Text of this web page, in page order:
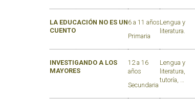
LA EDUCACIÓN NO ES UN
CUENTO
6 a 11 años
Primaria
Lengua y
literatura.
INVESTIGANDO A LOS
MAYORES
12 a 16
años
Secundaria
Lengua y
literatura,
tutoría, …